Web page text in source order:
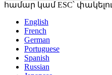
համար կամ ESC՝
English
French
German
Portuguese
Spanish
Russian